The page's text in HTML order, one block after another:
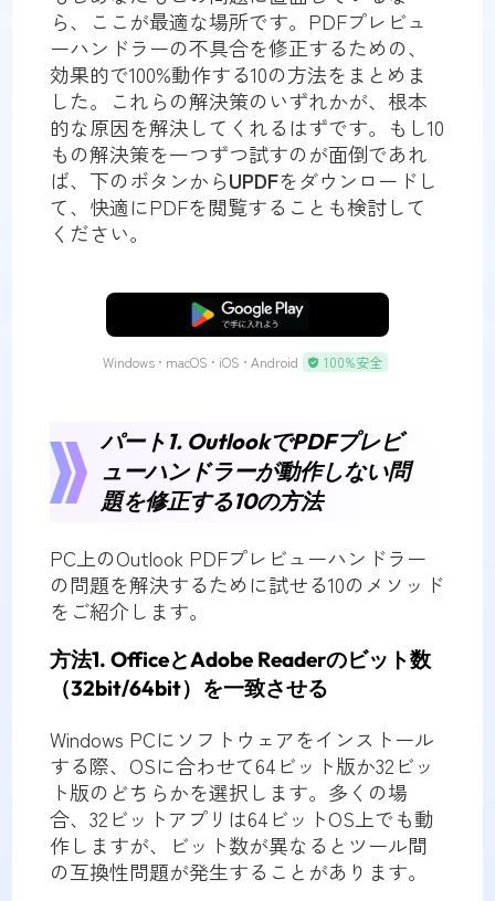
ら、ここが最適な場所です。PDFプレビュ
ーハンドラーの不具合を修正するための、
効果的で100%動作する10の方法をまとめま
した。これらの解決策のいずれかが、根本
的な原因を解決してくれるはずです。もし10
もの解決策を一つずつ試すのが面倒であれ
ば、下のボタンからUPDFをダウンロードし
て、快適にPDFを閲覧することも検討して
ください。
無料ダウンロード
Windows • macOS • iOS • Android 100%安全
パート1. OutlookでPDFプレビ
ューハンドラーが動作しない問
題を修正する10の方法
PC上のOutlook PDFプレビューハンドラー
の問題を解決するために試せる10のメソッド
をご紹介します。
方法1. OfficeとAdobe Readerのビット数
（32bit/64bit）を一致させる
Windows PCにソフトウェアをインストール
する際、OSに合わせて64ビット版か32ビッ
ト版のどちらかを選択します。多くの場
合、32ビットアプリは64ビットOS上でも動
作しますが、ビット数が異なるとツール間
の互換性問題が発生することがあります。